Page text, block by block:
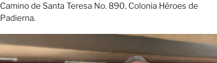
Camino de Santa Teresa No. 890, Colonia Héroes de
Padierna.